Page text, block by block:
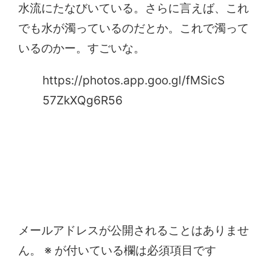
水流にたなびいている。さらに言えば、これ
でも水が濁っているのだとか。これで濁って
いるのかー。すごいな。
https://photos.app.goo.gl/fMSicS
57ZkXQg6R56
メールアドレスが公開されることはありませ
ん。
※ が付いている欄は必須項目です